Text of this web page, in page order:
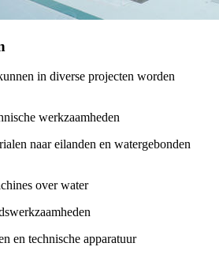
in diverse projecten worden
werkzaamheden
naar eilanden en watergebonden
over water
en technische apparatuur